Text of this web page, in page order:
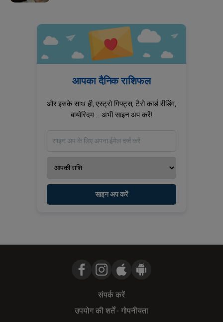
आपका दैनिक राशिफल
और इसके साथ ही, एस्ट्रो गिफ्ट्स, टैरो कार्ड रीडिंग,
बायोरिदम... अभी साइन अप करें!
साइन अप करें
संपर्क करें
उपयोग की शर्तें-गोपनीयता